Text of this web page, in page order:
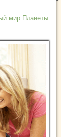
мир Планеты